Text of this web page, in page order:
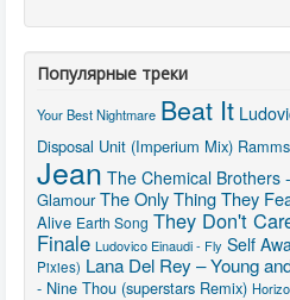
Популярные треки
Your Best Nightmare Beat It
Disposal Unit (Imperium Mix)
Jean The Chemical Brothers
Glamour The Only Thing They
Alive Earth Song They Don't
Finale Ludovico Einaudi - Fly Self
Pixies) Lana Del Rey – Young
- Nine Thou (superstars Remix)